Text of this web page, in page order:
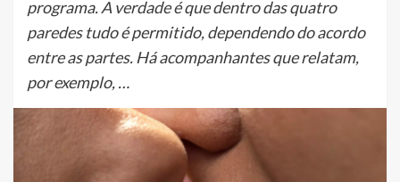
programa. A verdade é que dentro das quatro
paredes tudo é permitido, dependendo do acordo
entre as partes. Há acompanhantes que relatam,
por exemplo, …